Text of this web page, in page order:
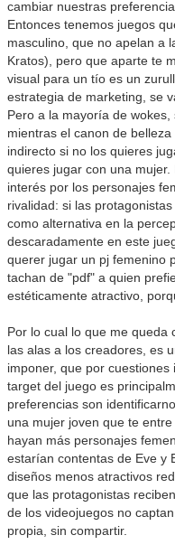
cambiar nuestras
Entonces tenemos juegos
masculino, que no apelan a
Kratos), pero que aparte te
visual para un tío es un
estrategia de marketing, se
Pero a la mayoría de
mientras el canon de
indirecto si no los quieres
quieres jugar con una
interés por los personajes
rivalidad: si las
como alternativa en la
descaradamente en este
querer jugar un pj femenino
tachan de "pdf" a quien
estéticamente atractivo,
Por lo cual lo que me queda
las alas a los creadores, es
imponer, que por
target del juego es
preferencias son
una mujer joven que te
hayan más personajes
estarían contentas de Eve y
diseños menos atractivos
que las protagonistas
de los videojuegos no
propia, sin compartir.